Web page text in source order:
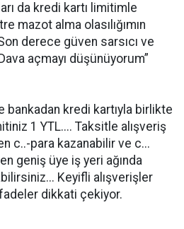
da kredi kartı limitimle
mazot alma olasılığımın
derece güven sarsıcı ve
açmayı düşünüyorum”
bankadan kredi kartıyla birlikte
1 YTL.... Taksitle alışveriş
c..-para kazanabilir ve c...
geniş üye iş yeri ağında
Keyifli alışverişler
dikkati çekiyor.